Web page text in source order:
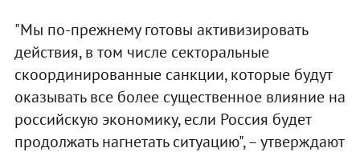
"Мы по-прежнему готовы активизировать
действия, в том числе секторальные
скоординированные санкции, которые будут
оказывать все более существенное влияние на
российскую экономику, если Россия будет
продолжать нагнетать ситуацию", – утверждают